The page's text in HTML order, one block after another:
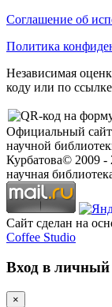
Соглашение об
Политика
Независимая
коду или по
Официальный сайт
научной
Курбатова© 2009 -
научная
Сайт сделан на
Coffee Studio
Вход в личный
×